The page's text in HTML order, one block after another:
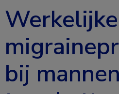
Werkelijke
bij